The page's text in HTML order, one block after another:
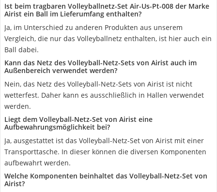
Ist beim tragbaren Volleyballnetz-Set ‎Air-Us-Pt-008 der Marke
Airist ein Ball im Lieferumfang enthalten?
Ja, im Unterschied zu anderen Produkten aus unserem
Vergleich, die nur das Volleyballnetz enthalten, ist hier auch ein
Ball dabei.
Kann das Netz des Volleyball-Netz-Sets von Airist auch im
Außenbereich verwendet werden?
Nein, das Netz des Volleyball-Netz-Sets von Airist ist nicht
wetterfest. Daher kann es ausschließlich in Hallen verwendet
werden.
Liegt dem Volleyball-Netz-Set von Airist eine
Aufbewahrungsmöglichkeit bei?
Ja, ausgestattet ist das Volleyball-Netz-Set von Airist mit einer
Transporttasche. In dieser können die diversen Komponenten
aufbewahrt werden.
Welche Komponenten beinhaltet das Volleyball-Netz-Set von
Airist?